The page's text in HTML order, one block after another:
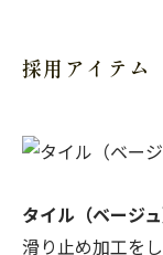
採用アイテム
タイル（ベージュ
滑り止め加工を